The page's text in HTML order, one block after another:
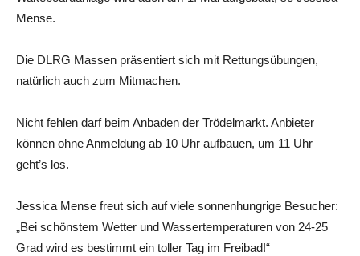
Mense.
Die DLRG Massen präsentiert sich mit Rettungsübungen,
natürlich auch zum Mitmachen.
Nicht fehlen darf beim Anbaden der Trödelmarkt. Anbieter
können ohne Anmeldung ab 10 Uhr aufbauen, um 11 Uhr
geht’s los.
Jessica Mense freut sich auf viele sonnenhungrige Besucher:
„Bei schönstem Wetter und Wassertemperaturen von 24-25
Grad wird es bestimmt ein toller Tag im Freibad!“